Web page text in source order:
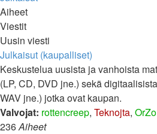
Aiheet
Viestit
Uusin viesti
Julkaisut (kaupalliset)
Keskustelua uusista ja vanhoista
(LP, CD, DVD jne.) sekä
WAV jne.) jotka ovat kaupan.
Valvojat: rottencreep, Teknojta, OrZo
236Aiheet